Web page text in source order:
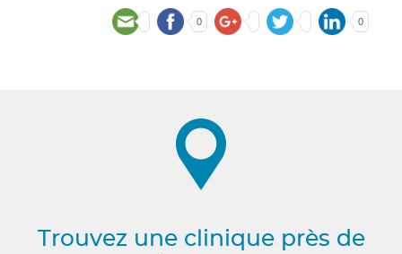
0 0
Trouvez une clinique près de